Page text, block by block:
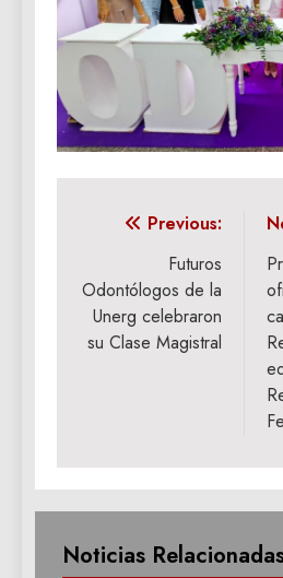
Navegación
entradas
Previous:
Futuros
Odontólogos de la
Unerg celebraron
su Clase Magistral
Noticias